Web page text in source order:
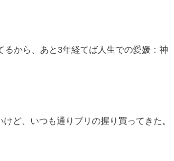
から、あと3年経てば人生での愛媛：神
ど、いつも通りブリの握り買ってきた。